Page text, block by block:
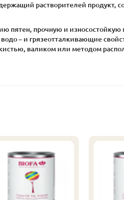
растворителей продукт,
пятен, прочную и износостойкую
– и грязеотталкивающие
валиком или методом